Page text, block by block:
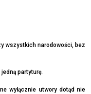
wszystkich narodowości, bez
partyturę.
wyłącznie utwory dotąd nie